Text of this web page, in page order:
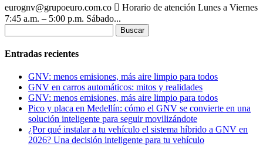
eurognv@grupoeuro.com.co  Horario de atención Lunes a Viernes
7:45 a.m. – 5:00 p.m. Sábado...
Entradas recientes
GNV: menos emisiones, más aire limpio para todos
GNV en carros automáticos: mitos y realidades
GNV: menos emisiones, más aire limpio para todos
Pico y placa en Medellín: cómo el GNV se convierte en una
solución inteligente para seguir movilizándote
¿Por qué instalar a tu vehículo el sistema híbrido a GNV en
2026? Una decisión inteligente para tu vehículo